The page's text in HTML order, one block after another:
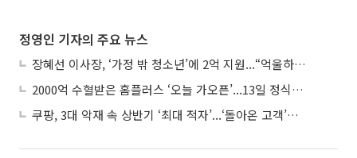
정영인 기자의 주요 뉴스
장혜선 이사장, ‘가정 밖 청소년’에 2억 지원...“억울하고 아파도 단단해지길”
2000억 수혈받은 홈플러스 ‘오늘 가오픈’...13일 정식 개장 시험대
쿠팡, 3대 악재 속 상반기 ‘최대 적자’...‘돌아온 고객’에 수익성 반등 주목